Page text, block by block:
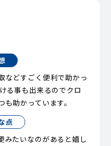
などすごく便利で助かっ
る事も出来るのでクロ
助かっています。
点
みたいなのがあると嬉し